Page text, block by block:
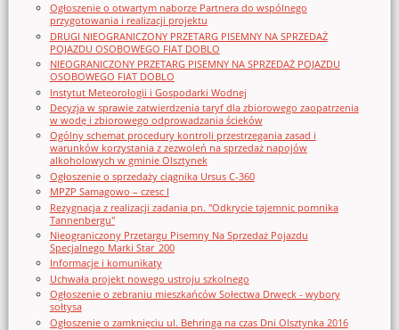
Ogłoszenie o otwartym naborze Partnera do wspólnego
przygotowania i realizacji projektu
DRUGI NIEOGRANICZONY PRZETARG PISEMNY NA SPRZEDAŻ
POJAZDU OSOBOWEGO FIAT DOBLO
NIEOGRANICZONY PRZETARG PISEMNY NA SPRZEDAŻ POJAZDU
OSOBOWEGO FIAT DOBLO
Instytut Meteorologii i Gospodarki Wodnej
Decyzja w sprawie zatwierdzenia taryf dla zbiorowego zaopatrzenia
w wodę i zbiorowego odprowadzania ścieków
Ogólny schemat procedury kontroli przestrzegania zasad i
warunków korzystania z zezwoleń na sprzedaż napojów
alkoholowych w gminie Olsztynek
Ogłoszenie o sprzedaży ciągnika Ursus C-360
MPZP Samagowo – czesc I
Rezygnacja z realizacji zadania pn. "Odkrycie tajemnic pomnika
Tannenbergu"
Nieograniczony Przetargu Pisemny Na Sprzedaż Pojazdu
Specjalnego Marki Star_200
Informacje i komunikaty
Uchwała projekt nowego ustroju szkolnego
Ogłoszenie o zebraniu mieszkańców Sołectwa Drwęck - wybory
sołtysa
Ogłoszenie o zamknięciu ul. Behringa na czas Dni Olsztynka 2016